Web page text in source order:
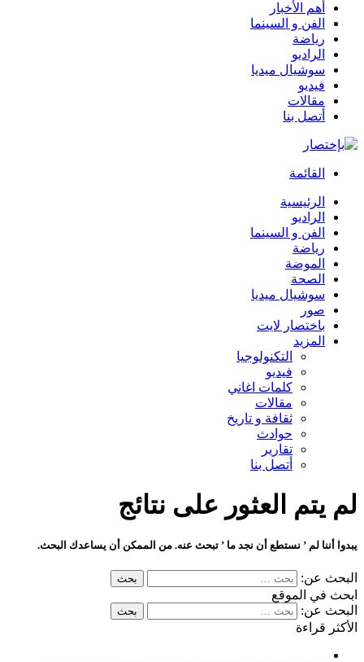
أهم الأخبار
الفن و السينما
رياضة
الراديو
سوشيال ميديا
فيديو
مقالات
أتصل بنا
القائمة
الرئيسية
الراديو
الفن و السينما
رياضة
الموضة
الصحة
سوشيال ميديا
صور
باختصار لايت
المزيد
التكنولوجيا
فيديو
كلمات اغاني
مقالات
ثقافة و تاريخ
حوادث
تقارير
أتصل بنا
لم يتم العثور على نتائج
يبدوا أننا لم ’ نستطع أن نجد ما ’ تبحث عنه. من الممكن أن يساعدك البحث.
البحث عن:
ابحث في الموقع
البحث عن:
الأكثر قراءة